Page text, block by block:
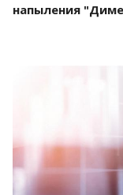
напыления